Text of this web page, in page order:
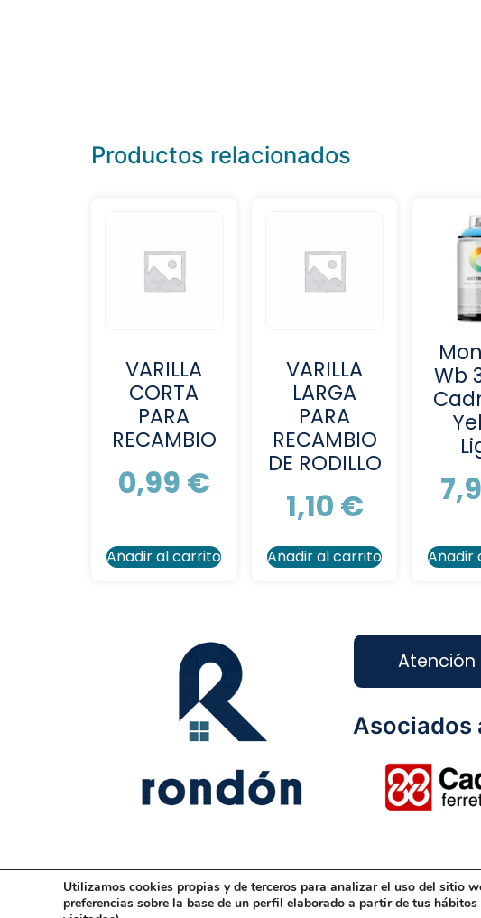
Productos relacionados
VARILLA
CORTA
PARA
RECAMBIO
0,99 €
Añadir al carrito
VARILLA
LARGA
PARA
RECAMBIO
DE RODILLO
1,10 €
Añadir al carrito
Wb
Añadir
Atención
Asociados
Aviso Legal Condiciones Generales Diseño Web
Utilizamos cookies propias y de terceros para analizar el uso del sitio
preferencias sobre la base de un perfil elaborado a partir de tus